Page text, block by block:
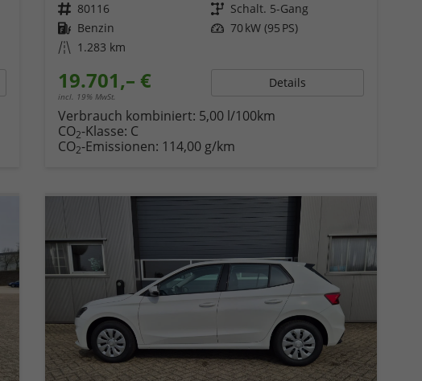
Fahrzeugnr. 80116 Getriebe Schalt. 5-Gang
Kraftstoff Benzin Leistung 70 kW (95 PS)
Kilometerstand 1.283 km
19.701,– €
incl. 19% MwSt.
Details
Verbrauch kombiniert: 5,00 l/100km
CO2-Klasse: C
CO2-Emissionen: 114,00 g/km